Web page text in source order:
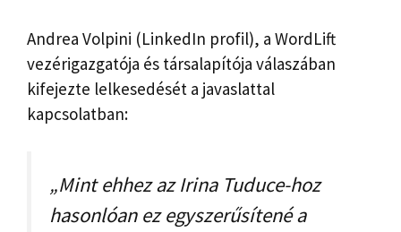
Andrea Volpini (LinkedIn profil), a WordLift
vezérigazgatója és társalapítója válaszában
kifejezte lelkesedését a javaslattal
kapcsolatban:
„Mint ehhez az Irina Tuduce-hoz
hasonlóan ez egyszerűsítené a